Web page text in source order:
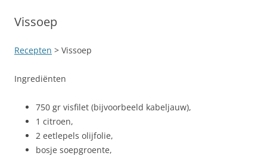
Vissoep
Recepten > Vissoep
Ingrediënten
750 gr visfilet (bijvoorbeeld kabeljauw),
1 citroen,
2 eetlepels olijfolie,
bosje soepgroente,